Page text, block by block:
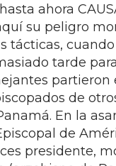
ahora
su peligro
tácticas,
tarde
partieron
de
En la
de
presidente,